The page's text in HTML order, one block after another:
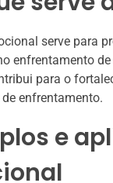
serve para
enfrentamento
para o
enfrentamento.
e